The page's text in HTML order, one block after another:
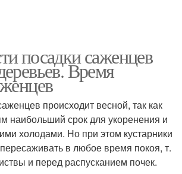
посадки саженцев
Время
происходит весной, так как
наибольший срок для укоренения и
холодами. Но при этом кустарники
в любое время покоя, т.
и перед распусканием почек.